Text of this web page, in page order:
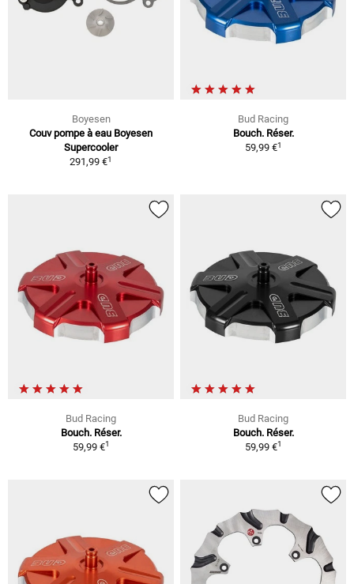
Boyesen
Couv pompe à eau Boyesen
Supercooler
291,99 €1
Bud Racing
Bouch. Réser.
59,99 €1
Bud Racing
Bouch. Réser.
59,99 €1
Bud Racing
Bouch. Réser.
59,99 €1